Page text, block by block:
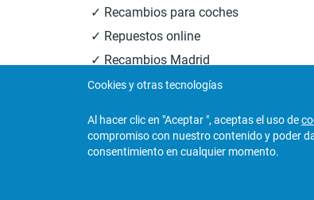
✓ Recambios para coches
✓ Repuestos online
✓ Recambios Madrid
✓ Recambios Valencia
© 2026 Central Desguaces Europiezas
Cookies y otras tecnologías
Al hacer clic en "Aceptar ", aceptas el uso de
compromiso con nuestro contenido y poder
consentimiento en cualquier momento.